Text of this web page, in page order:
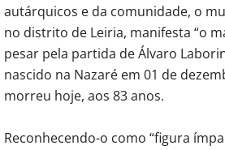
autárquicos e da comunidade, o
no distrito de Leiria, manifesta “o
pesar pela partida de Álvaro
nascido na Nazaré em 01 de
morreu hoje, aos 83 anos.
Reconhecendo-o como “figura